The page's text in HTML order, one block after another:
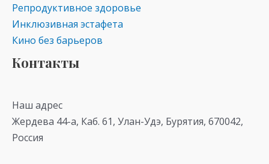
Репродуктивное здоровье
Инклюзивная эстафета
Кино без барьеров
Контакты
Наш адрес
Жердева 44-а, Каб. 61, Улан-Удэ, Бурятия, 670042,
Россия